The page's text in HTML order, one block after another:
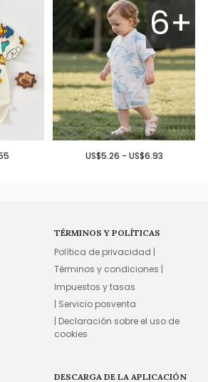
6+
US$5.26 - US$6.93
TÉRMINOS Y POLÍTICAS
Política de privacidad |
Términos y condiciones |
Impuestos y tasas
| Servicio posventa
| Declaración sobre el uso de
cookies
DESCARGA DE LA APLICACIÓN